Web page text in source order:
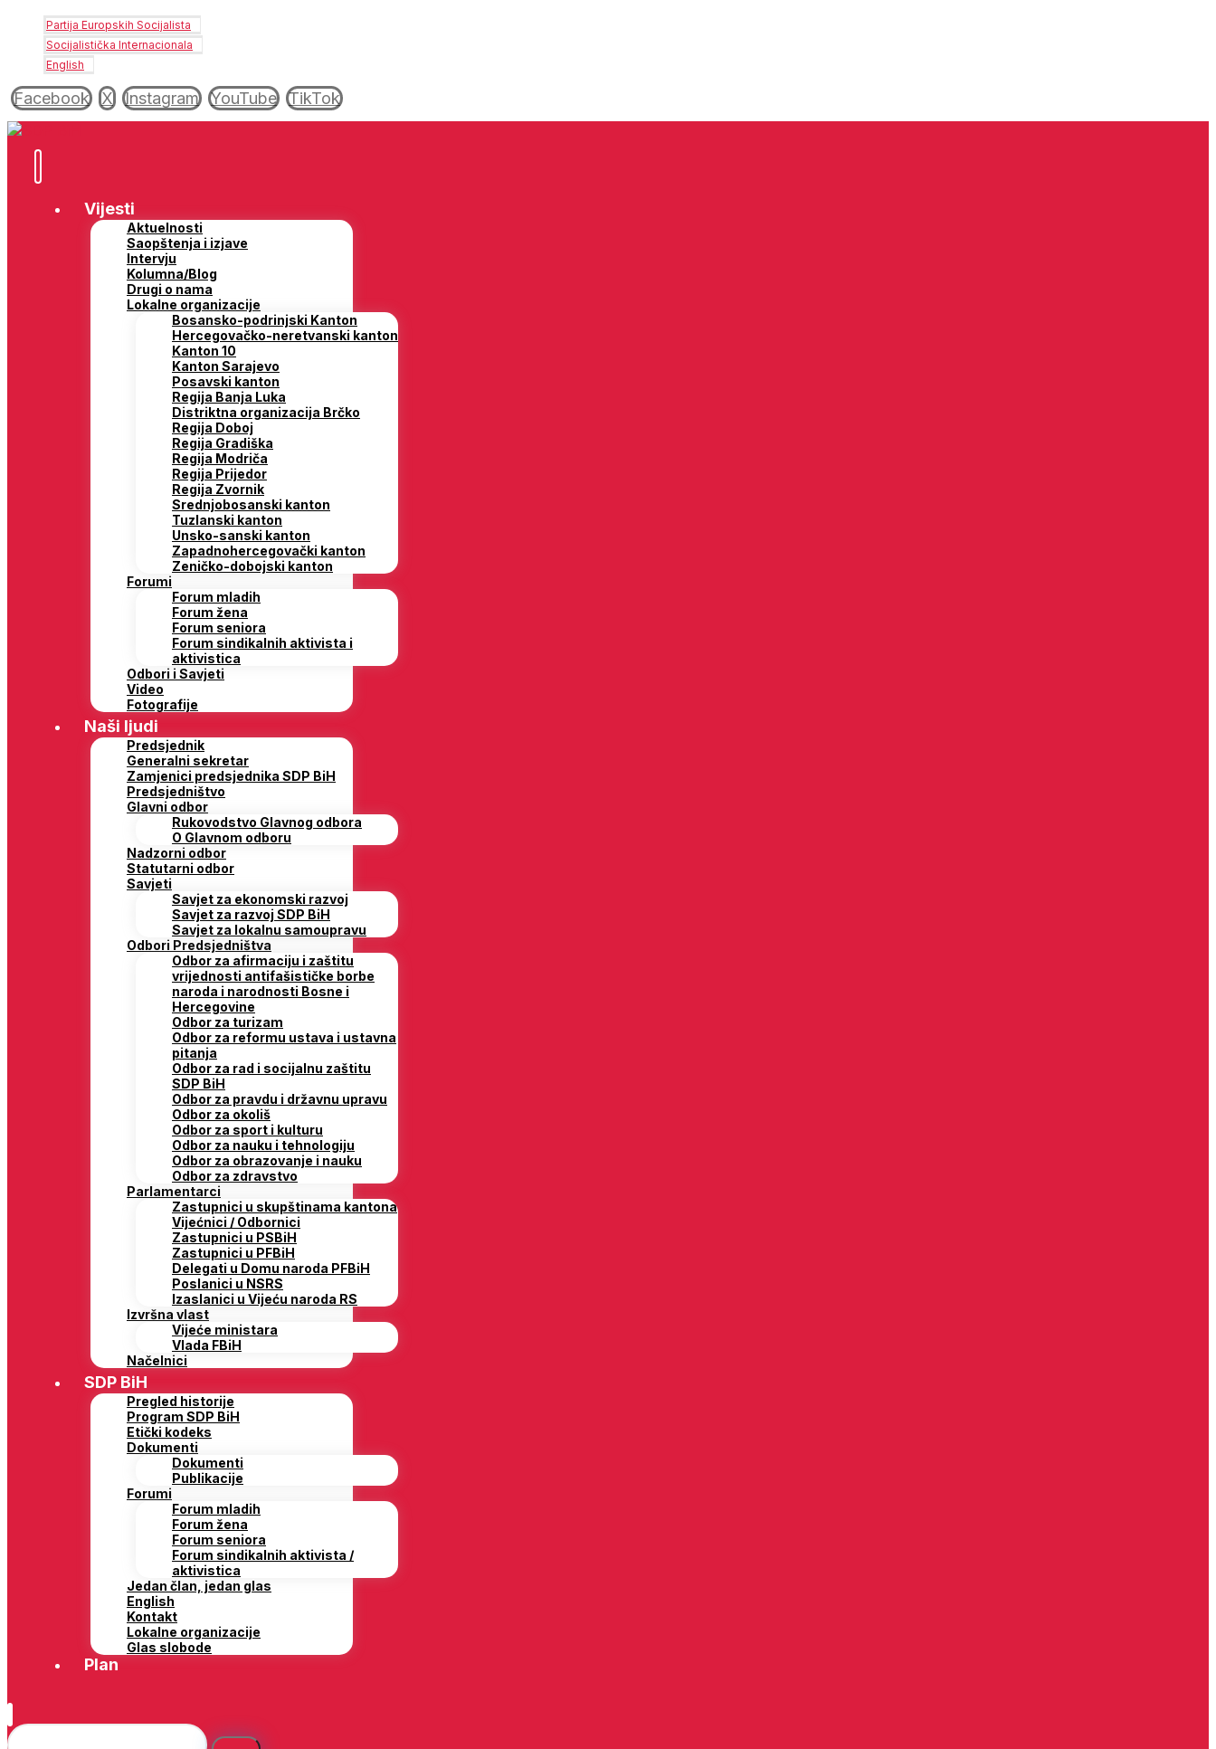
Partija Europskih Socijalista
Socijalistička Internacionala
English
Facebook X Instagram YouTube TikTok
Vijesti
Aktuelnosti
Saopštenja i izjave
Intervju
Kolumna/Blog
Drugi o nama
Lokalne organizacije
Bosansko-podrinjski Kanton
Hercegovačko-neretvanski kanton
Kanton 10
Kanton Sarajevo
Posavski kanton
Regija Banja Luka
Distriktna organizacija Brčko
Regija Doboj
Regija Gradiška
Regija Modriča
Regija Prijedor
Regija Zvornik
Srednjobosanski kanton
Tuzlanski kanton
Unsko-sanski kanton
Zapadnohercegovački kanton
Zeničko-dobojski kanton
Forumi
Forum mladih
Forum žena
Forum seniora
Forum sindikalnih aktivista i
aktivistica
Odbori i Savjeti
Video
Fotografije
Naši ljudi
Predsjednik
Generalni sekretar
Zamjenici predsjednika SDP BiH
Predsjedništvo
Glavni odbor
Rukovodstvo Glavnog odbora
O Glavnom odboru
Nadzorni odbor
Statutarni odbor
Savjeti
Savjet za ekonomski razvoj
Savjet za razvoj SDP BiH
Savjet za lokalnu samoupravu
Odbori Predsjedništva
Odbor za afirmaciju i zaštitu
vrijednosti antifašističke borbe
naroda i narodnosti Bosne i
Hercegovine
Odbor za turizam
Odbor za reformu ustava i ustavna
pitanja
Odbor za rad i socijalnu zaštitu
SDP BiH
Odbor za pravdu i državnu upravu
Odbor za okoliš
Odbor za sport i kulturu
Odbor za nauku i tehnologiju
Odbor za obrazovanje i nauku
Odbor za zdravstvo
Parlamentarci
Zastupnici u skupštinama kantona
Vijećnici / Odbornici
Zastupnici u PSBiH
Zastupnici u PFBiH
Delegati u Domu naroda PFBiH
Poslanici u NSRS
Izaslanici u Vijeću naroda RS
Izvršna vlast
Vijeće ministara
Vlada FBiH
Načelnici
SDP BiH
Pregled historije
Program SDP BiH
Etički kodeks
Dokumenti
Dokumenti
Publikacije
Forumi
Forum mladih
Forum žena
Forum seniora
Forum sindikalnih aktivista /
aktivistica
Jedan član, jedan glas
English
Kontakt
Lokalne organizacije
Glas slobode
Plan